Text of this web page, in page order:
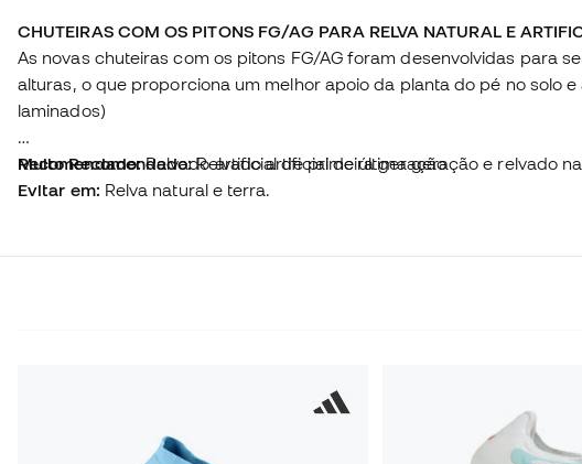
CHUTEIRAS COM OS PITONS FG/AG PARA RELVA NATURAL E
As novas chuteiras com os pitons FG/AG foram desenvolvidas para
alturas, o que proporciona um melhor apoio da planta do pé no solo
laminados)
Muito Recomendado:Relvado artificial de última geração e relvado
Recomendado:Relvado artificial de primeira geração
Evitar em: Relva natural e terra.